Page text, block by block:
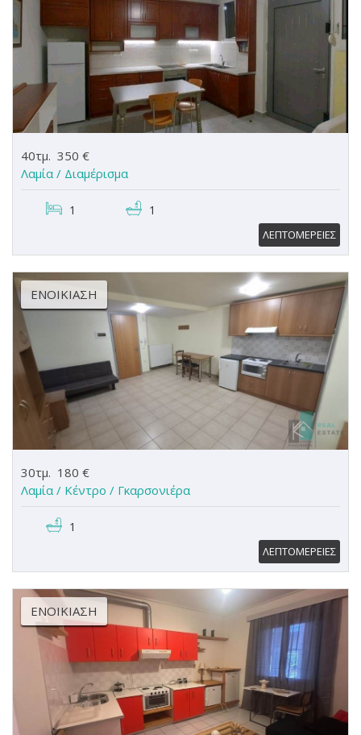
40τμ. 350 €
Λαμία / Διαμέρισμα
1 1
ΛΕΠΤΟΜΕΡΕΙΕΣ
ΕΝΟΙΚΊΑΣΗ
30τμ. 180 €
Λαμία / Κέντρο / Γκαρσονιέρα
1
ΛΕΠΤΟΜΕΡΕΙΕΣ
ΕΝΟΙΚΊΑΣΗ